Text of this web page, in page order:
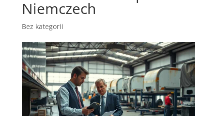
Niemczech
Bez kategorii